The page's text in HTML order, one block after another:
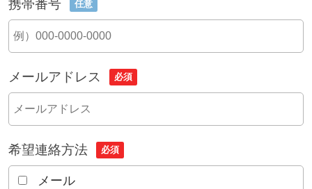
携帯番号 任意
メールアドレス 必須
希望連絡方法 必須
メール